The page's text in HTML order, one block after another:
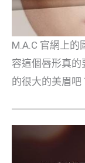
M.A.C 官網上
容這個唇形真
的很大的美眉